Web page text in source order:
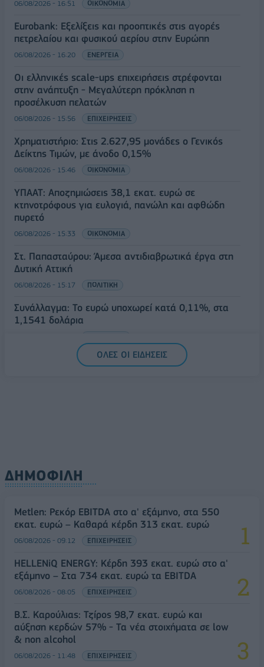
06/08/2026 - 16:51 ΟΙΚΟΝΟΜΙΑ
Eurobank: Εξελίξεις και προοπτικές στις αγορές
πετρελαίου και φυσικού αερίου στην Ευρώπη
06/08/2026 - 16:20 ΕΝΕΡΓΕΙΑ
Οι ελληνικές scale-ups επιχειρήσεις στρέφονται
στην ανάπτυξη - Μεγαλύτερη πρόκληση η
προσέλκυση πελατών
06/08/2026 - 15:56 ΕΠΙΧΕΙΡΗΣΕΙΣ
Χρηματιστήριο: Στις 2.627,95 μονάδες ο Γενικός
Δείκτης Τιμών, με άνοδο 0,15%
06/08/2026 - 15:46 ΟΙΚΟΝΟΜΙΑ
ΥΠΑΑΤ: Αποζημιώσεις 38,1 εκατ. ευρώ σε
κτηνοτρόφους για ευλογιά, πανώλη και αφθώδη
πυρετό
06/08/2026 - 15:33 ΟΙΚΟΝΟΜΙΑ
Στ. Παπασταύρου: Άμεσα αντιδιαβρωτικά έργα στη
Δυτική Αττική
06/08/2026 - 15:17 ΠΟΛΙΤΙΚΗ
Συνάλλαγμα: Το ευρώ υποχωρεί κατά 0,11%, στα
1,1541 δολάρια
ΟΛΕΣ ΟΙ ΕΙΔΗΣΕΙΣ
ΔΗΜΟΦΙΛΗ
Metlen: Ρεκόρ EBITDA στο α' εξάμηνο, στα 550
εκατ. ευρώ – Καθαρά κέρδη 313 εκατ. ευρώ
06/08/2026 - 09:12 ΕΠΙΧΕΙΡΗΣΕΙΣ
HELLENiQ ENERGY: Κέρδη 393 εκατ. ευρώ στο α'
εξάμηνο – Στα 734 εκατ. ευρώ τα EBITDA
06/08/2026 - 08:05 ΕΠΙΧΕΙΡΗΣΕΙΣ
Β.Σ. Καρούλιας: Τζίρος 98,7 εκατ. ευρώ και
αύξηση κερδών 57% - Τα νέα στοιχήματα σε low
& non alcohol
06/08/2026 - 11:48 ΕΠΙΧΕΙΡΗΣΕΙΣ